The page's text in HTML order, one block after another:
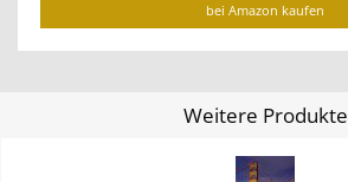
bei Amazon kaufen
Weitere Produkte